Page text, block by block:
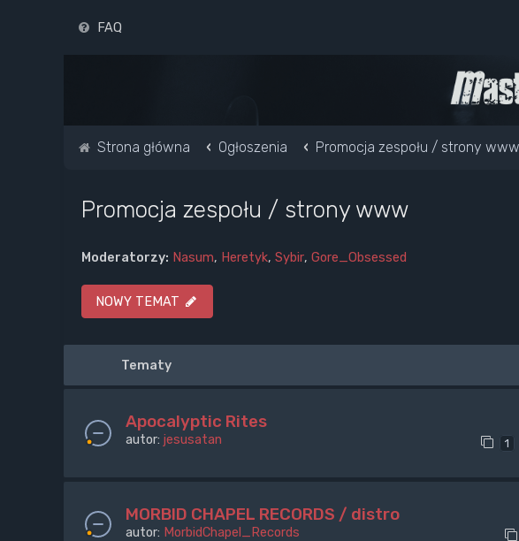
FAQ
Strona główna Ogłoszenia Promocja zespołu / strony www
Promocja zespołu / strony www
Moderatorzy: Nasum, Heretyk, Sybir, Gore_Obsessed
NOWY TEMAT
Tematy
Apocalyptic Rites
autor: jesusatan 1
MORBID CHAPEL RECORDS / distro
autor: MorbidChapel_Records